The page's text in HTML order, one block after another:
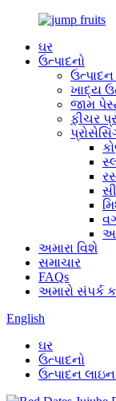
ઘર
ઉત્પાદનો
ઉત્પાદન
ખાદ્ય
જામ
ફીચર
અમારા વિશે
સમાચાર
FAQs
અમારો સંપર્ક
English
ઘર
ઉત્પાદનો
ઉત્પાદન લાઇન